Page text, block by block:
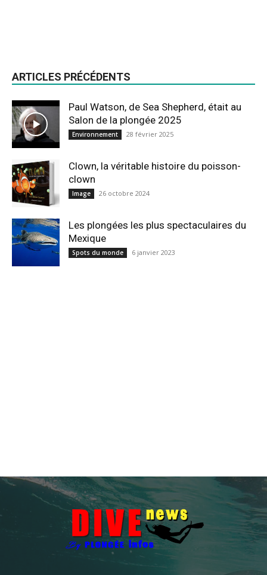
ARTICLES PRÉCÉDENTS
Paul Watson, de Sea Shepherd, était au
Salon de la plongée 2025
Environnement 28 février 2025
Clown, la véritable histoire du poisson-
clown
Image 26 octobre 2024
Les plongées les plus spectaculaires du
Mexique
Spots du monde 6 janvier 2023